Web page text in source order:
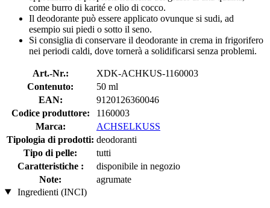
come burro di karité e olio di cocco.
Il deodorante può essere applicato ovunque si sudi, ad
esempio sui piedi o sotto il seno.
Si consiglia di conservare il deodorante in crema in frigorifero
nei periodi caldi, dove tornerà a solidificarsi senza problemi.
Art.-Nr.:
XDK-ACHKUS-1160003
Contenuto:
50 ml
EAN:
9120126360046
Codice produttore:
1160003
Marca:
ACHSELKUSS
Tipologia di prodotti: deodoranti
Tipo di pelle:
tutti
Caratteristiche :
disponibile in negozio
Note:
agrumate
Ingredienti (INCI)